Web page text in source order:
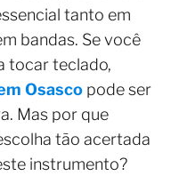
tanto em
bandas. Se você
tocar teclado,
Osasco pode ser
Mas por que
tão acertada
instrumento?